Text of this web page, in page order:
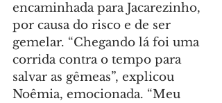
encaminhada para Jacarezinho,
por causa do risco e de ser
gemelar. “Chegando lá foi uma
corrida contra o tempo para
salvar as gêmeas”, explicou
Noêmia, emocionada. “Meu